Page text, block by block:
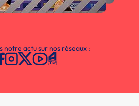
notre actu sur nos réseaux :